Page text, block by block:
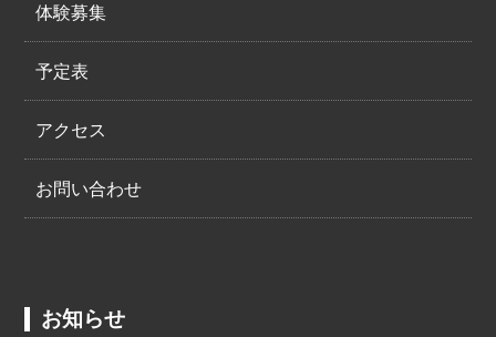
体験募集
予定表
アクセス
お問い合わせ
お知らせ